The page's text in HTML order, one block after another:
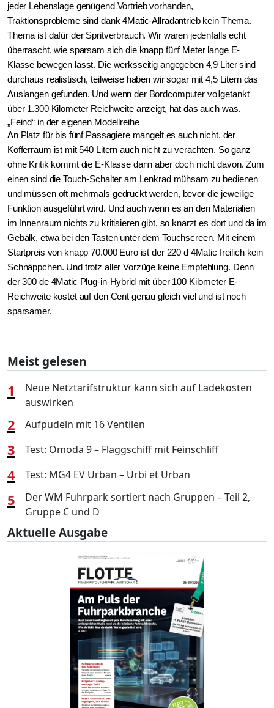
jeder Lebenslage genügend Vortrieb vorhanden,
Traktionsprobleme sind dank 4Matic-Allradantrieb kein Thema.
Thema ist dafür der Spritverbrauch. Wir waren jedenfalls echt
überrascht, wie sparsam sich die knapp fünf Meter lange E-
Klasse bewegen lässt. Die werksseitig angegeben 4,9 Liter sind
durchaus realistisch, teilweise haben wir sogar mit 4,5 Litern das
Auslangen gefunden. Und wenn der Bordcomputer vollgetankt
über 1.300 Kilometer Reichweite anzeigt, hat das auch was.
„Feind“ in der eigenen Modellreihe
An Platz für bis fünf Passagiere mangelt es auch nicht, der
Kofferraum ist mit 540 Litern auch nicht zu verachten. So ganz
ohne Kritik kommt die E-Klasse dann aber doch nicht davon. Zum
einen sind die Touch-Schalter am Lenkrad mühsam zu bedienen
und müssen oft mehrmals gedrückt werden, bevor die jeweilige
Funktion ausgeführt wird. Und auch wenn es an den Materialien
im Innenraum nichts zu kritisieren gibt, so knarzt es dort und da im
Gebälk, etwa bei den Tasten unter dem Touchscreen. Mit einem
Startpreis von knapp 70.000 Euro ist der 220 d 4Matic freilich kein
Schnäppchen. Und trotz aller Vorzüge keine Empfehlung. Denn
der 300 de 4Matic Plug-in-Hybrid mit über 100 Kilometer E-
Reichweite kostet auf den Cent genau gleich viel und ist noch
sparsamer.
Meist gelesen
1
Neue Netztarifstruktur kann sich auf Ladekosten
auswirken
2 Aufpudeln mit 16 Ventilen
3 Test: Omoda 9 – Flaggschiff mit Feinschliff
4 Test: MG4 EV Urban – Urbi et Urban
5
Der WM Fuhrpark sortiert nach Gruppen – Teil 2,
Gruppe C und D
Aktuelle Ausgabe